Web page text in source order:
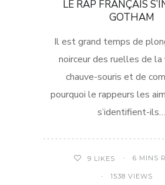
LE RAP FRANÇAIS
GOTHAM
Il est grand temps de
noirceur des ruelles de
chauve-souris et de
pourquoi le rappeurs les
s’identifient-ils…
9 LIKES 6 MINS
1538 VIEWS